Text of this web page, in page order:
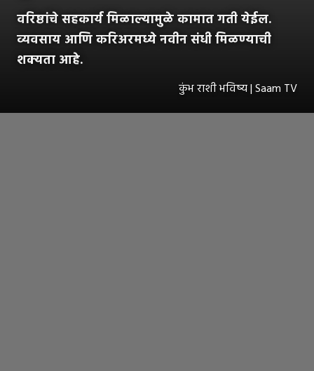
वरिष्ठांचे सहकार्य मिळाल्यामुळे कामात गती येईल.
व्यवसाय आणि करिअरमध्ये नवीन संधी मिळण्याची
शक्यता आहे.
कुंभ राशी भविष्य | Saam TV